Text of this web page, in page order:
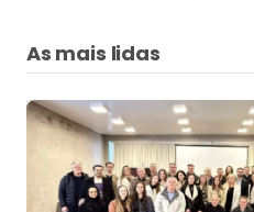
As mais lidas